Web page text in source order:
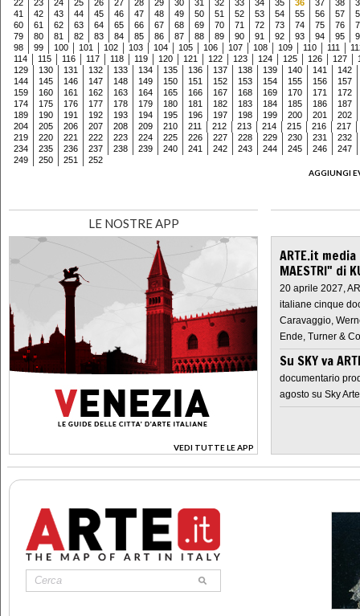
22 23 24 25 26 27 28 29 30 31 32 33 34 35 36 37 38
41
42 43 44 45 46 47 48 49 50 51 52 53 54 55 56 57
60
61 62 63 64 65 66 67 68 69 70 71 72 73 74 75 76
79
80 81 82 83 84 85 86 87 88 89 90 91 92 93 94 95
98
99 100 101 102 103 104 105 106 107 108 109 110 111
114
115 116 117 118 119 120 121 122 123 124 125 126 127
129
130 131 132 133 134 135 136 137 138 139 140 141
142
144
145 146 147 148 149 150 151 152 153 154 155 156
157
159
160 161 162 163 164 165 166 167 168 169 170 171
172
174
175 176 177 178 179 180 181 182 183 184 185 186
187
189
190 191 192 193 194 195 196 197 198 199 200 201
202
204
205 206 207 208 209 210 211 212 213 214 215 216
217
219
220 221 222 223 224 225 226 227 228 229 230 231
232
234
235 236 237 238 239 240 241 242 243 244 245 246
247
249
250 251
252
AGGIUNGI
LE NOSTRE APP
VEDI TUTTE LE APP
>
ARTE.it
MAESTRI" di
20 aprile 2027,
italiane cinque
Caravaggio,
Ende, Turner &
Su SKY va
documentario
agosto su Sky Arte